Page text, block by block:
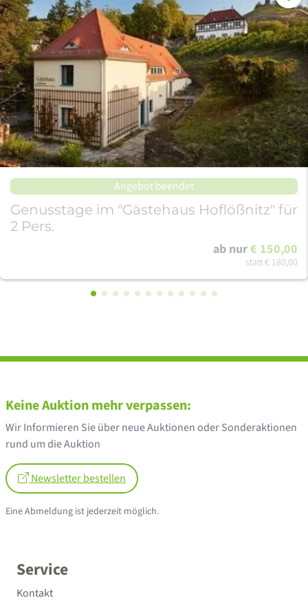
Angebot beendet
Genusstage im "Gästehaus Hoflößnitz" für
2 Pers.
ab nur€ 150,00
statt€ 180,00
Service
Kontakt
Keine Auktion mehr verpassen:
Wir Informieren Sie über neue Auktionen oder Sonderaktionen
rund um die Auktion
Newsletter bestellen
Eine Abmeldung ist jederzeit möglich.